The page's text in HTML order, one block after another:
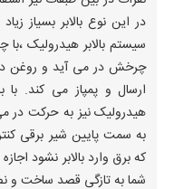
در این نوع بالابر بسیاز
سیستم بالابر هیدرولیک
چرخش در می آید و روغن
ارسال و پمپاز می کند. با
هیدرولیک نیز به حرکت در
به سمت پایین شیر برقی
که برق وارد بالابر نشود
شما به تازگی قصد ساخت و